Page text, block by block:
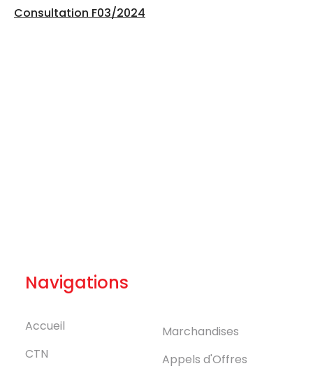
Consultation F03/2024
Navigations
Accueil
CTN
Marchandises
Appels d'Offres